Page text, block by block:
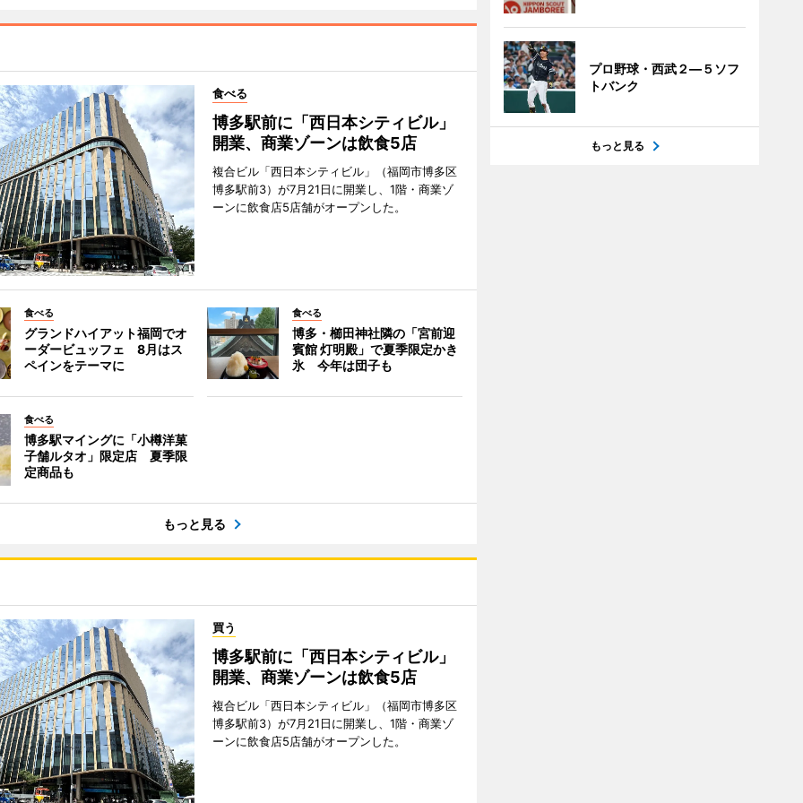
食べる
博多駅前に「西日本シティビル」
開業、商業ゾーンは飲食5店
複合ビル「西日本シティビル」（福岡市博多区
博多駅前3）が7月21日に開業し、1階・商業ゾ
ーンに飲食店5店舗がオープンした。
食べる
グランドハイアット福岡でオ
ーダービュッフェ 8月はス
ペインをテーマに
食べる
博多・櫛田神社隣の「宮前迎
賓館 灯明殿」で夏季限定かき
氷 今年は団子も
食べる
博多駅マイングに「小樽洋菓
子舗ルタオ」限定店 夏季限
定商品も
もっと見る
買う
博多駅前に「西日本シティビル」
開業、商業ゾーンは飲食5店
複合ビル「西日本シティビル」（福岡市博多区
博多駅前3）が7月21日に開業し、1階・商業ゾ
ーンに飲食店5店舗がオープンした。
プロ野球・西武２―５ソフ
トバンク
もっと見る